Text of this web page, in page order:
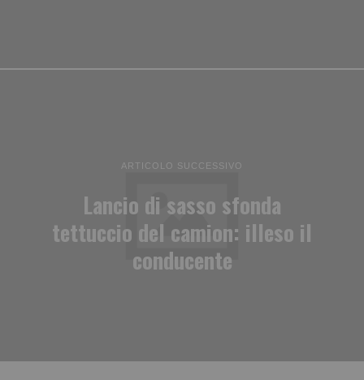
ARTICOLO SUCCESSIVO
Lancio di sasso sfonda
tettuccio del camion: illeso il
conducente